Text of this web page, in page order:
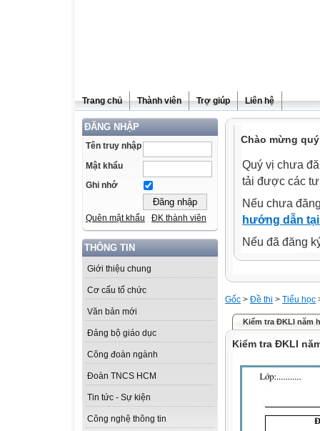
Trang chủ Thành viên Trợ giúp Liên hệ
ĐĂNG NHẬP
Tên truy nhập
Mật khẩu
Ghi nhớ
Quên mật khẩu ĐK thành viên
THÔNG TIN
Giới thiệu chung
Cơ cấu tổ chức
Văn bản mới
Đảng bộ giáo dục
Công đoàn ngành
Đoàn TNCS HCM
Tin tức - Sự kiện
Công nghệ thông tin
Chào mừng
Quý vị chưa
tải được các
Nếu chưa
hướng dẫn
Nếu đã đăng
Gốc > Đề thi > Tiểu học
Kiểm tra ĐKLI năm
Kiểm tra ĐKLI